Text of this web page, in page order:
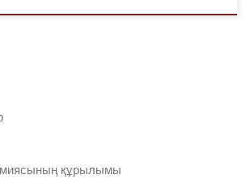
құрылымы